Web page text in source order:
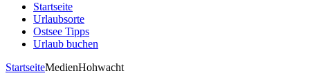
Startseite
Urlaubsorte
Ostsee Tipps
Urlaub buchen
StartseiteMedienHohwacht